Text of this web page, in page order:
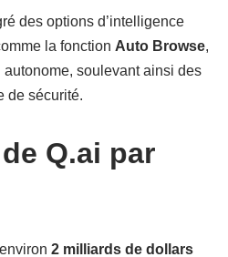
des options d’intelligence
la fonction Auto Browse,
soulevant ainsi des
de sécurité.
Q.ai par
2 milliards de dollars